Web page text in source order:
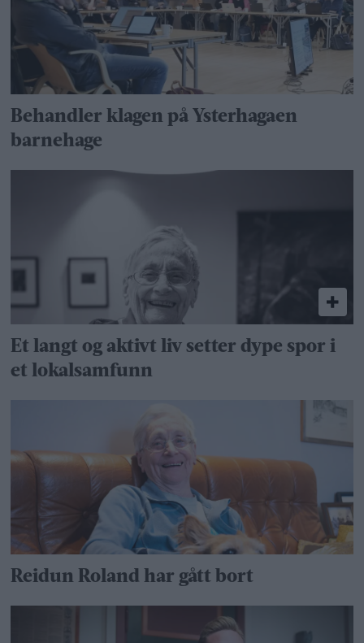
Behandler klagen på Ysterhagaen
barnehage
Et langt og aktivt liv setter dype spor i
et lokalsamfunn
Reidun Roland har gått bort